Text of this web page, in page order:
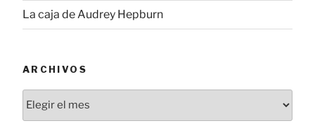
La caja de Audrey Hepburn
ARCHIVOS